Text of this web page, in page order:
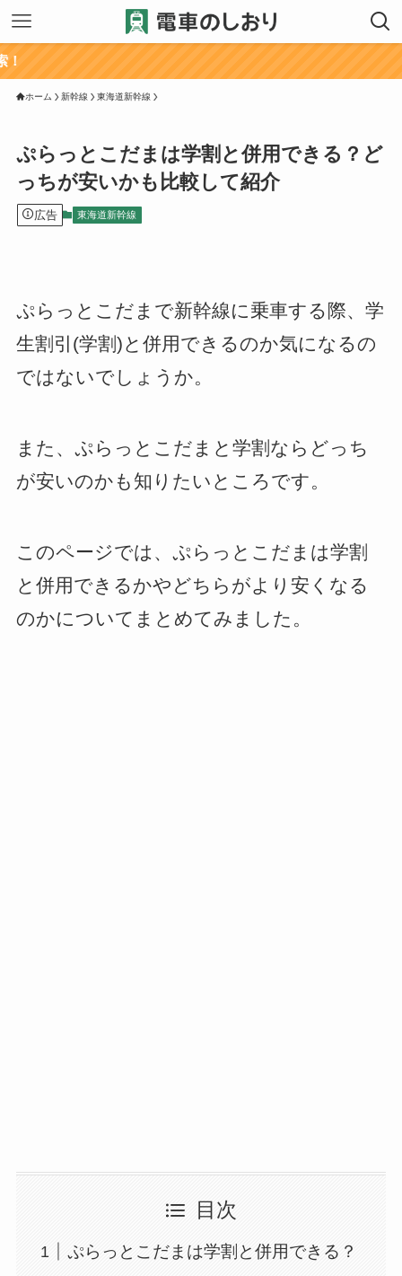
ホーム 新幹線 東海道新幹線
ぷらっとこだまは学割と併用できる？ど
っちが安いかも比較して紹介
広告 東海道新幹線
ぷらっとこだまで新幹線に乗車する際、学
生割引(学割)と併用できるのか気になるの
ではないでしょうか。
また、ぷらっとこだまと学割ならどっち
が安いのかも知りたいところです。
このページでは、ぷらっとこだまは学割
と併用できるかやどちらがより安くなる
のかについてまとめてみました。
目次
ぷらっとこだまは学割と併用できる？